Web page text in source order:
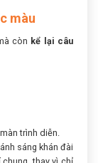
màu
còn kể lại câu
trình diễn.
sáng khán đài